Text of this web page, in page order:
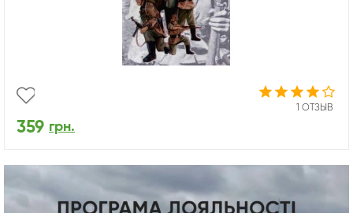
1 ОТЗЫВ
359 грн.